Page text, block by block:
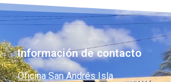
Información de contacto
Oficina San Andrés Isla